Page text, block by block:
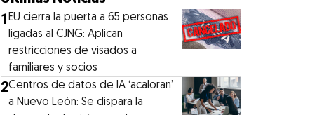
1EU cierra la puerta a 65 personas
ligadas al CJNG: Aplican
restricciones de visados a
familiares y socios
2Centros de datos de IA ‘acaloran’
a Nuevo León: Se dispara la